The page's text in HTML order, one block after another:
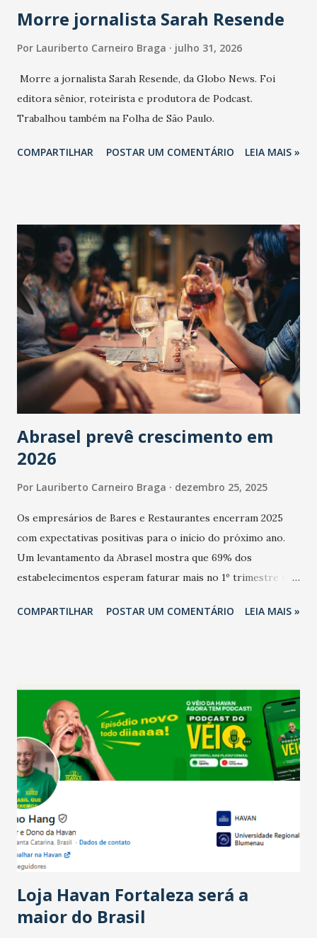
Morre jornalista Sarah Resende
Por Lauriberto Carneiro Braga julho 31, 2026
Morre a jornalista Sarah Resende, da Globo News. Foi
editora sênior, roteirista e produtora de Podcast.
Trabalhou também na Folha de São Paulo.
COMPARTILHAR POSTAR UM COMENTÁRIO LEIA MAIS »
Abrasel prevê crescimento em
2026
Por Lauriberto Carneiro Braga dezembro 25, 2025
Os empresários de Bares e Restaurantes encerram 2025
com expectativas positivas para o início do próximo ano.
Um levantamento da Abrasel mostra que 69% dos
estabelecimentos esperam faturar mais no 1º trimestre de
relação ao último trimestre deste ano, 56% também
confraternizações de fim de ano e pelo pagamento do 13º
Salário para um número maior de trabalhadores, já que o
país tem a menor taxa de desemprego dos anos recentes.
Ainda segundo a Pesquisa, em novembro de 2025, 40% dos
bares e restaurantes operaram com lucro e outros 40%
registraram equilíbrio financeiro. Já o percentual de
estabelecimentos no prejuízo ficou em 19%, pouco abaixo
do observado no mês anterior. Outros 1% não existiam em
novembro. Em relação a outubro, o faturamento também
COMPARTILHAR POSTAR UM COMENTÁRIO LEIA MAIS »
Loja Havan Fortaleza será a
maior do Brasil